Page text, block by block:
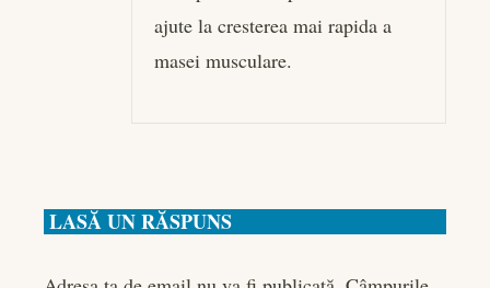
ajute la cresterea mai rapida a
masei musculare.
LASĂ UN RĂSPUNS